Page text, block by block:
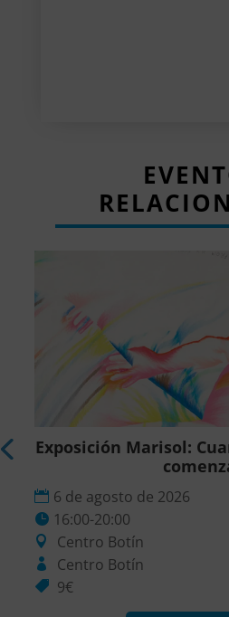
Exposición Marisol:
6 de agosto de 2026
16:00-20:00
Centro Botín
Centro Botín
9€